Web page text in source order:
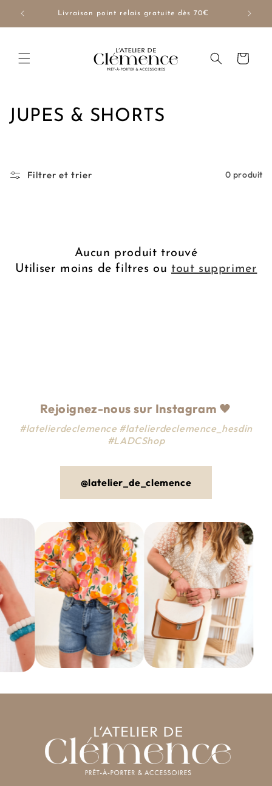
passer
Livraison point relais gratuite dès 70€
Panier
C
JUPES & SHORTS
Filtrer et trier 0 produit
Aucun produit trouvé
Utiliser moins de filtres ou tout supprimer
Rejoignez-nous sur Instagram 🖤
#latelierdeclemence #latelierdeclemence_hesdin
#LADCShop
@latelier_de_clemence